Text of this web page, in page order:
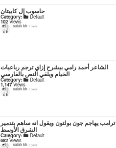
حاسوب إل كابيتان
Category: Default
102 Views
salah kh 1 year
‏الشاعر أحمد رامي بيشرح إزاي ترجم رباعيات
الخيام ويلقي النص بالفارسي
Category: Default
1,147Views
salah kh 1 year
ترامب يهاجم جون بولتون ويقول انه ساهم بتدمير
الشرق الأوسط
Category: Default
682 Views
salah kh 1 year